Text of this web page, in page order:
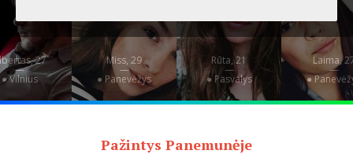
27
—
● Vilnius
Miss, 29
—
● Panevėžys
Rūta, 21
—
● Pasvalys
Laima,
—
●
Pažintys Panemunėje